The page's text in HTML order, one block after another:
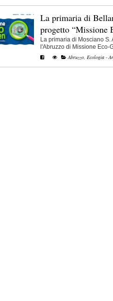
La primaria di
progetto “Missione
La primaria di Mosciano
l'Abruzzo di Missione Eco-
Abruzzo, Ecologia -